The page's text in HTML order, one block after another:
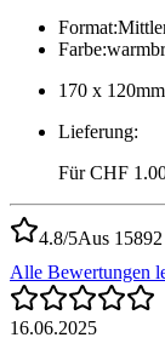
Format:
Farbe:
170 x 120mm
Lieferung:
Für CHF
4.8/5Aus
Alle Bewertungen
16.06.2025